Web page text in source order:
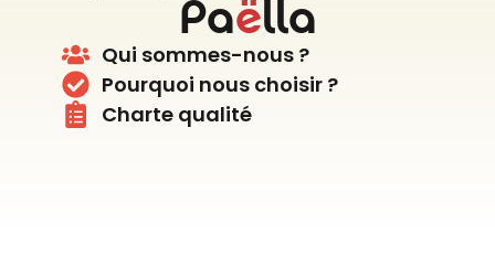
Paëlla
Qui sommes-nous ?
Pourquoi nous choisir ?
Charte qualité